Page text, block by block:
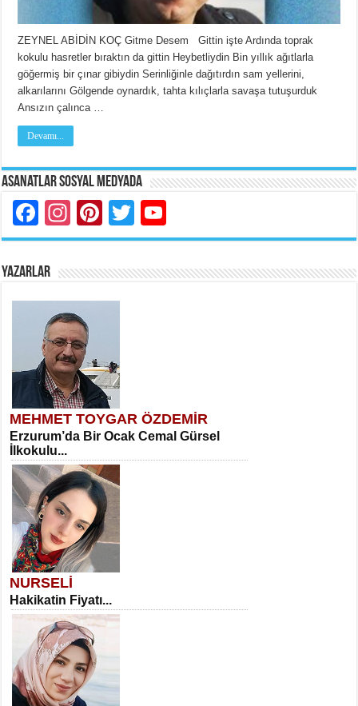
ZEYNEL ABİDİN KOÇ Gitme Desem Gittin işte Ardında toprak
kokulu hasretler bıraktın da gittin Heybetliydin Bin yıllık ağıtlarla
göğermiş bir çınar gibiydin Serinliğinle dağıtırdın sam yellerini,
alkarılarını Gölgende oynardık, tahta kılıçlarla savaşa tutuşurduk
Ansızın çalınca …
Devamı...
Asanatlar Sosyal Medyada
Facebook
Instagram
Pinterest
Twitter
YAZARLAR
MEHMET TOYGAR ÖZDEMİR
Erzurum’da Bir Ocak Cemal Gürsel
İlkokulu...
NURSELİ
Hakikatin Fiyatı...